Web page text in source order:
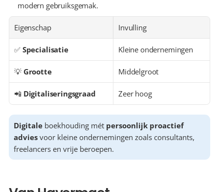
modern gebruiksgemak.
Eigenschap Invulling
✅ Specialisatie Kleine ondernemingen
💡 Grootte Middelgroot
📲 Digitaliseringsgraad Zeer hoog
Digitale boekhouding mét persoonlijk proactief
advies voor kleine ondernemingen zoals consultants,
freelancers en vrije beroepen.